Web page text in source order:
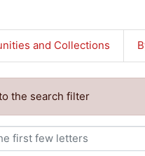
and Collections
the search filter